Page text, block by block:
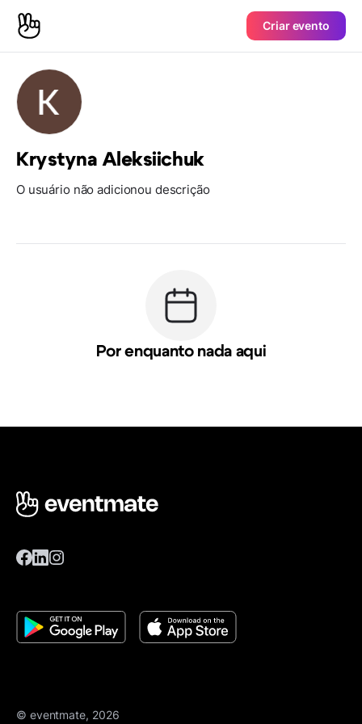
Criar evento
Krystyna Aleksiichuk
O usuário não adicionou descrição
Por enquanto nada aqui
© eventmate, 2026